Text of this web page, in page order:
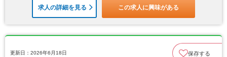
求人の詳細を見る この求人に興味がある
更新日：2026年6月18日 保存する